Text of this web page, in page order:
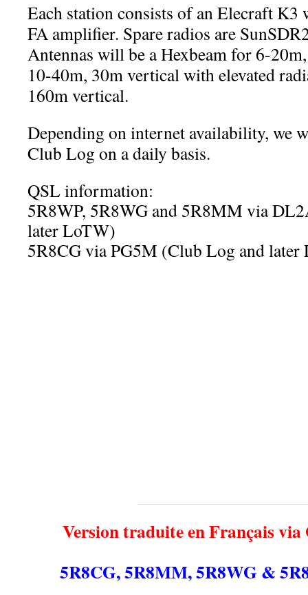
Each station consists of an Elecraft
FA amplifier. Spare radios are
Antennas will be a Hexbeam for 6-
10-40m, 30m vertical with elevated
160m vertical.
Depending on internet availability, we
Club Log on a daily basis.
QSL information:
5R8WP, 5R8WG and 5R8MM via
later LoTW)
5R8CG via PG5M (Club Log and
Version traduite en Français via
5R8CG, 5R8MM, 5R8WG &